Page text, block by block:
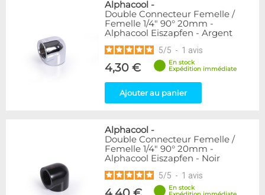
Alphacool -
Double Connecteur Femelle /
Femelle 1/4" 90° 20mm -
Alphacool Eiszapfen - Argent
5/5 - 1 avis
4,30 €
En stock
Expédition immédiate
Ajouter au panier
Alphacool -
Double Connecteur Femelle /
Femelle 1/4" 90° 20mm -
Alphacool Eiszapfen - Noir
5/5 - 1 avis
En stock